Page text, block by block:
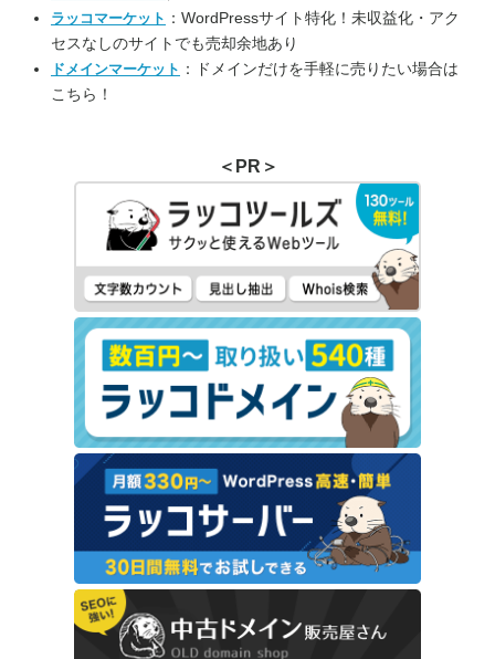
ラッコマーケット ：WordPressサイト特化！未収益化・アク
セスなしのサイトでも売却余地あり
ドメインマーケット ：ドメインだけを手軽に売りたい場合は
こちら！
＜PR＞